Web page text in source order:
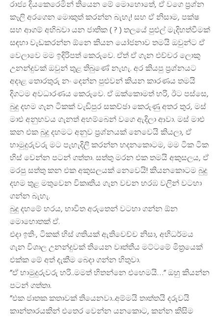
රාජ්‍ය දියකෙරෙමින් තියෙන මේ මොහොතේ, ඒ වගෙ ප්‍රශ්න
කෑලි අරගෙන මොකුත් කරන්න බැහැ! සහ ඒ නිසාම, පක්ෂ
සහ ආගම් අභිබවා යන ජාතික ( ? ) තලයේ පුළුල් මැදිහත්වීමක්
සඳහා වැඩකරන්න ඕනෙ කියන යෝජනාව තමයි ඔවුන්ට ඒ
වෙලාවෙ මම ඉදිරිපත් කෙරුවෙ. ඒත් ඒ ගැන එච්චර ලොකු
උනන්දුවක් ඔවුන් තුළ තිබුණේ නැහැ. අර කියපු ප්‍රශ්නයට
අදාළ තොරතුරු නං දෙන්න පුළුවන් කියන කාරණය තමයි
දිගටම අවධාරණය කෙරුවෙ. ඒ ඔක්කොමත් හරි, ඊට පස්සෙ,
බුදු දහම ගැන ටිකක් වැඩිපුර සකච්ඡා කෙරුණු අතර තුර, මස්
මාළු අනුභවය ගැනත් අහම්බෙන් වගෙ ඇදිලා ආවා. මස් මාළු
කන එක බුදු දහමට අනුව ප්‍රශ්නයක් නෙවෙයි කියලා, ඒ
හාමුදුරුවරු මට පැහැදිලි කරන්න හදනකොටම, මම ටික ටික
හිස් වෙන්න පටන් ගත්තා. සත්තු මරන එක තමයි අකුසලය, ඒ
මරපු සත්තු කන එක අකුසලයක් නෙවෙයි! කියනකොටම බුදු
දහම තුළ මතුවෙන විකෘතිය ගැන වචන හරඹ වලින් වටහා
ගන්න බැහැ.
බුදු දහමේ හරය, භාවිත අරුතෙන් වටහා ගන්න ඕන
මොහොතක් ඒ.
එදා ඉතිං, ටිකක් හිස් ගතියක් ඇතිවෙච්ච නිසා, අභිධර්මය
ගැන විශාල උනන්දුවක් තියෙන වෘත්තීය මට්ටමේ මිත්‍රයෙක්
එක්ක මේ අත් දැකීම බෙදා ගන්න හිතුවා.
”ඒ හාමුදුරුවරු හරි..මමත් හිතන්නෙ එහෙමයි…” ඔහු කියන්න
පටන් ගත්තා.
”එක ජාතක කතාවක් තියෙනවා..අම්මයි තාත්තයි දරුවයි
කාන්තාරයකින් එතෙර වෙන්න යනකොට, කන්න කිසිම